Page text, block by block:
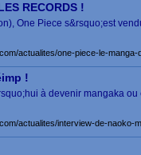
RECORDS !
One Piece s&rsquo;est
actualites/one-piece-le-
!
à devenir mangaka
actualites/interview-de-naoko-